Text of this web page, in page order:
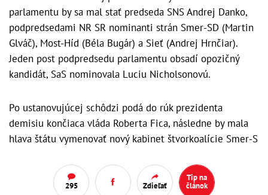
parlamentu by sa mal stať predseda SNS Andrej Danko,
podpredsedami NR SR nominanti strán Smer-SD (Martin
Glváč), Most-Híd (Béla Bugár) a Sieť (Andrej Hrnčiar).
Jeden post podpredsedu parlamentu obsadí opozičný
kandidát, SaS nominovala Luciu Nicholsonovú.
Po ustanovujúcej schôdzi podá do rúk prezidenta
demisiu končiaca vláda Roberta Fica, následne by mala
hlava štátu vymenovať nový kabinet štvorkoalície Smer-S
295 Zdieľať
Tip na
článok